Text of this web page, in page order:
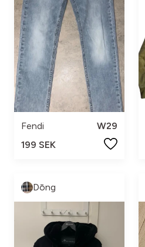
Fendi
W29
199 SEK
Dōng